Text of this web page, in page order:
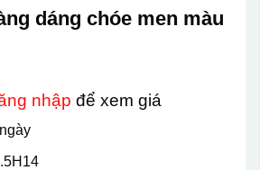
dáng chóe men màu
nhập để xem giá